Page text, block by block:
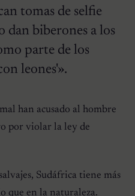
tomas de selfie
dan biberones a los
parte de los
leones'».
han acusado al hombre
por violar la ley de
Sudáfrica tiene más
que en la naturaleza.